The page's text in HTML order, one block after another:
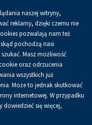
0.00 złKoszykPL
naszej witryny,
reklamy, dzięki czemu nie
pozwalają nam też
pochodzą nasi
Masz możliwość
oraz odrzucenia
wszystkich już
Może to jednak skutkować
internetowej. W przypadku
dowiedzieć się więcej,